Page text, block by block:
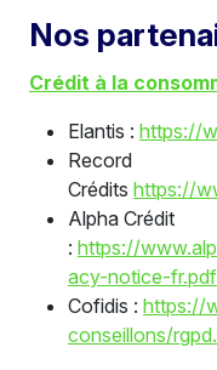
Nos
Crédit à la
Elantis : https://
Record
Crédits https://
Alpha Crédit
: https://
acy-notice-fr.pdf
Cofidis : https://
conseillons/